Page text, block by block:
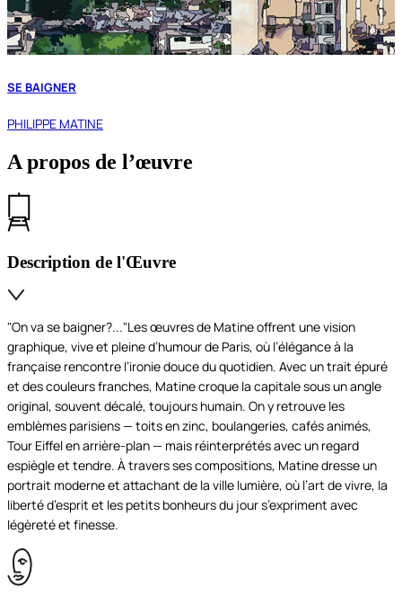
SE BAIGNER
PHILIPPE MATINE
A propos de l’œuvre
Description de l'Œuvre
"On va se baigner?..."Les œuvres de Matine offrent une vision
graphique, vive et pleine d’humour de Paris, où l’élégance à la
française rencontre l’ironie douce du quotidien. Avec un trait épuré
et des couleurs franches, Matine croque la capitale sous un angle
original, souvent décalé, toujours humain. On y retrouve les
emblèmes parisiens — toits en zinc, boulangeries, cafés animés,
Tour Eiffel en arrière-plan — mais réinterprétés avec un regard
espiègle et tendre. À travers ses compositions, Matine dresse un
portrait moderne et attachant de la ville lumière, où l’art de vivre, la
liberté d’esprit et les petits bonheurs du jour s’expriment avec
légèreté et finesse.